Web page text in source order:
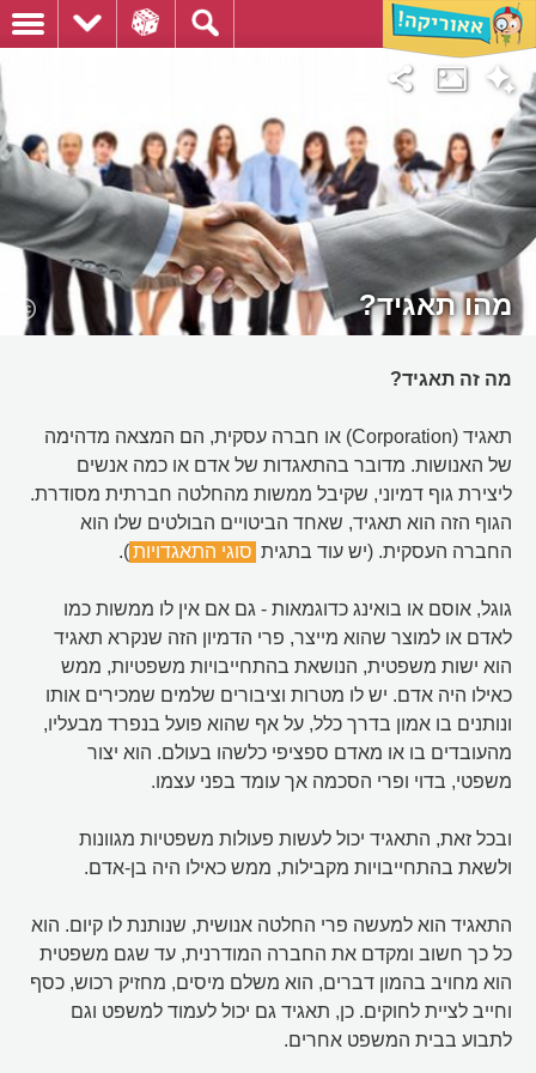
מהו תאגיד?
מה זה תאגיד?
תאגיד (Corporation) או חברה עסקית, הם המצאה מדהימה
של האנושות. מדובר בהתאגדות של אדם או כמה אנשים
ליצירת גוף דמיוני, שקיבל ממשות מהחלטה חברתית מסודרת.
הגוף הזה הוא תאגיד, שאחד הביטויים הבולטים שלו הוא
החברה העסקית. (יש עוד בתגית סוגי התאגדויות).
גוגל, אוסם או בואינג כדוגמאות - גם אם אין לו ממשות כמו
לאדם או למוצר שהוא מייצר, פרי הדמיון הזה שנקרא תאגיד
הוא ישות משפטית, הנושאת בהתחייבויות משפטיות, ממש
כאילו היה אדם. יש לו מטרות וציבורים שלמים שמכירים אותו
ונותנים בו אמון בדרך כלל, על אף שהוא פועל בנפרד מבעליו,
מהעובדים בו או מאדם ספציפי כלשהו בעולם. הוא יצור
משפטי, בדוי ופרי הסכמה אך עומד בפני עצמו.
ובכל זאת, התאגיד יכול לעשות פעולות משפטיות מגוונות
ולשאת בהתחייבויות מקבילות, ממש כאילו היה בן-אדם.
התאגיד הוא למעשה פרי החלטה אנושית, שנותנת לו קיום. הוא
כל כך חשוב ומקדם את החברה המודרנית, עד שגם משפטית
הוא מחויב בהמון דברים, הוא משלם מיסים, מחזיק רכוש, כסף
וחייב לציית לחוקים. כן, תאגיד גם יכול לעמוד למשפט וגם
לתבוע בבית המשפט אחרים.